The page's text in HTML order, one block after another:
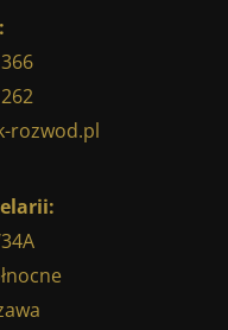
rozwod.pl